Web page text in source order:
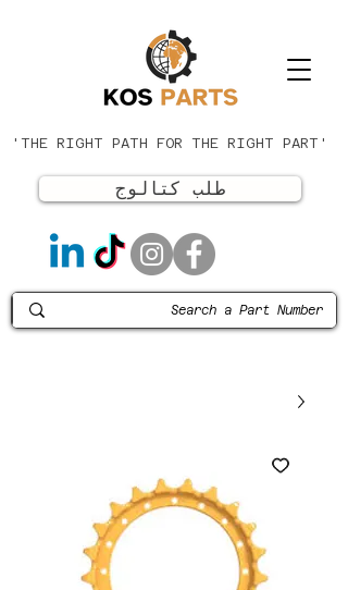
'THE RIGHT PATH FOR THE RIGHT PART'
طلب كتالوج